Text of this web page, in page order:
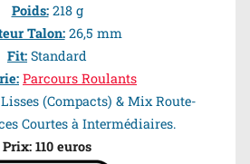
Poids:218 g
Talon:26,5 mm
Fit: Standard
Parcours Roulants
(Compacts) & Mix Route-
Courtes à Intermédiaires.
Prix: 110 euros